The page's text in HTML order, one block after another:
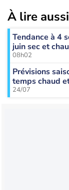
À lire aussi
Tendance à 4
juin sec et
08h02
Prévisions
temps chaud
24/07